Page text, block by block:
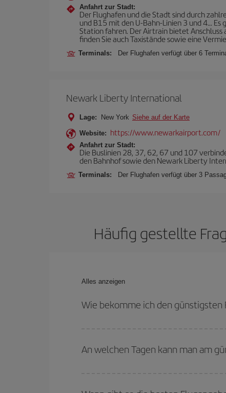
Anfahrt zur Stadt:
Der Flughafen und die Stadt sind durch
und B15 mit den U-Bahn-Linien 3 und 4...
Station fahren. Der Airtrain bietet Anschluss
finden Sie auch Taxistände sowie eine
Terminals: Der Flughafen verfügt über 6
Newark Liberty International
Lage: New York Siehe auf der Karte
Website: https://www.newarkairport.com/
Anfahrt zur Stadt:
Die Buslinien 28, 37, 62, 67 und 107
den Bahnhof sowie den Newark Liberty
Terminals: Der Flughafen verfügt über 3
Häufig gestellte
Alles anzeigen
Wie bekomme ich den günstigsten
Rückreisedaten und -zeiten flexibel sein können.
An welchen Tagen kann man am
Sie abfliegen, wohin Sie fliegen wollen und